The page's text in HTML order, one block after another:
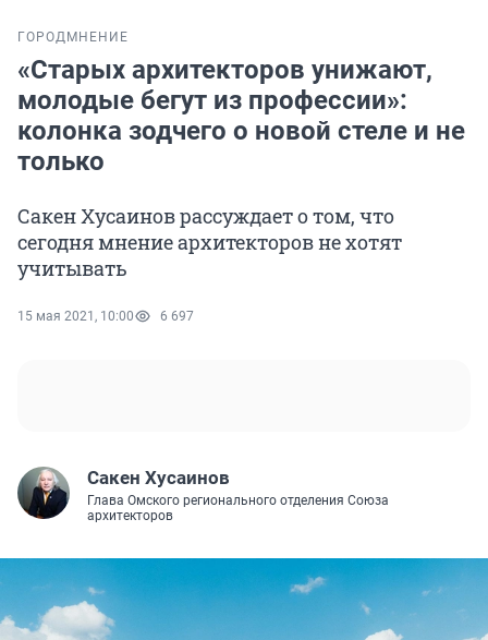
ГОРОД МНЕНИЕ
«Старых архитекторов унижают,
молодые бегут из профессии»:
колонка зодчего о новой стеле и не
только
Сакен Хусаинов рассуждает о том, что
сегодня мнение архитекторов не хотят
учитывать
15 мая 2021, 10:00 6 697
Сакен Хусаинов
Глава Омского регионального отделения Союза
архитекторов